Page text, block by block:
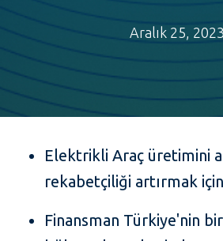
Aralık 25, 2023
Elektrikli Araç üretimini
rekabetçiliği artırmak
Finansman Türkiye'nin